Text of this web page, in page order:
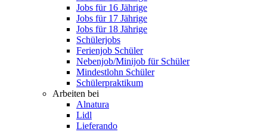
Jobs für 16 Jährige
Jobs für 17 Jährige
Jobs für 18 Jährige
Schülerjobs
Ferienjob Schüler
Nebenjob/Minijob für Schüler
Mindestlohn Schüler
Schülerpraktikum
Arbeiten bei
Alnatura
Lidl
Lieferando